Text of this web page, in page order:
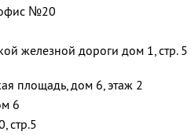
офис №20
железной дороги дом 1, стр. 5
площадь, дом 6, этаж 2
6
стр.5